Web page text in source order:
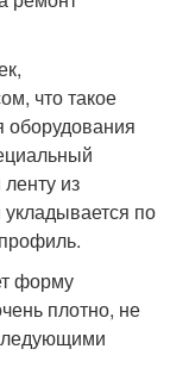
что такое
оборудования
из
укладывается по
форму
плотно, не